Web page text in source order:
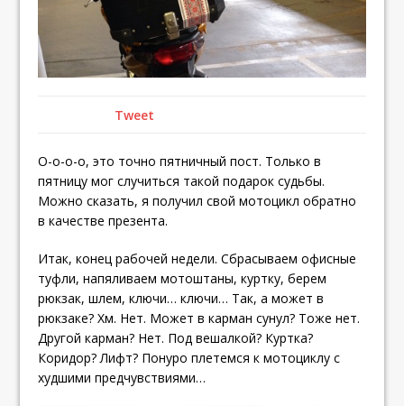
Tweet
О-о-о-о, это точно пятничный пост. Только в
пятницу мог случиться такой подарок судьбы.
Можно сказать, я получил свой мотоцикл обратно
в качестве презента.
Итак, конец рабочей недели. Сбрасываем офисные
туфли, напяливаем мотоштаны, куртку, берем
рюкзак, шлем, ключи… ключи… Так, а может в
рюкзаке? Хм. Нет. Может в карман сунул? Тоже нет.
Другой карман? Нет. Под вешалкой? Куртка?
Коридор? Лифт? Понуро плетемся к мотоциклу с
худшими предчувствиями…